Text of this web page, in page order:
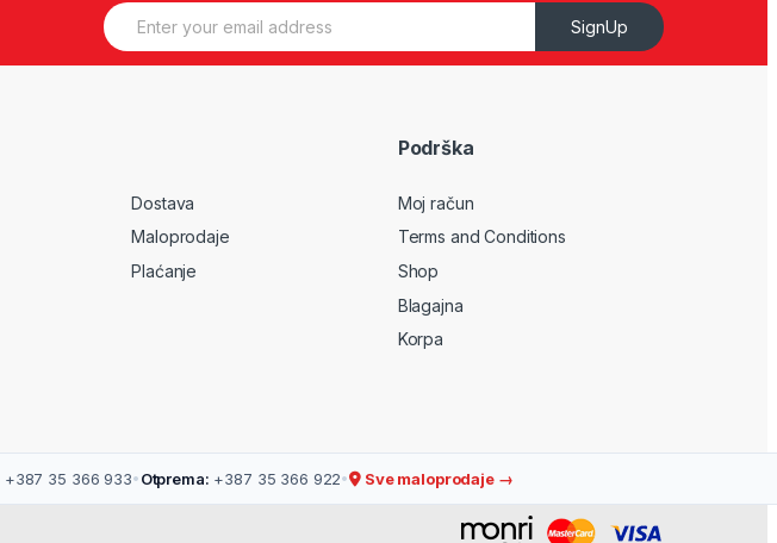
E
m
SignUp
Dostava
Maloprodaje
Plaćanje
Podrška
Moj račun
Terms and Conditions
Shop
Blagajna
Korpa
+387 35 366 933• Otprema: +387 35 366 922• Sve maloprodaje →